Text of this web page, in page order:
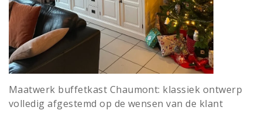
Maatwerk buffetkast Chaumont: klassiek ontwerp
volledig afgestemd op de wensen van de klant